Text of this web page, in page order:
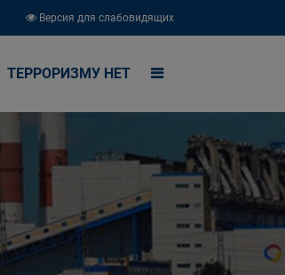
Версия для слабовидящих
ТЕРРОРИЗМУ НЕТ